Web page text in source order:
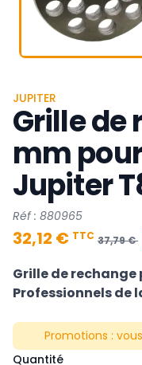
JUPITER
Grille de
mm
Jupiter
Réf : 880965
32,12 € TTC 37,79 €
Grille de
Professionnels de
Promotions :
Quantité